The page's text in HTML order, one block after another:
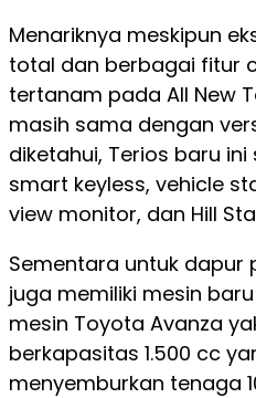
Menariknya meskipun
total dan berbagai fitur
tertanam pada All New
masih sama dengan
diketahui, Terios baru
smart keyless, vehicle
view monitor, dan Hill
Sementara untuk dapur
juga memiliki mesin
mesin Toyota Avanza
berkapasitas 1.500 cc
menyemburkan tenaga